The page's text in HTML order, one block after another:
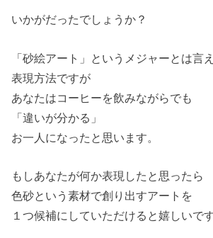
いかがだったでしょうか？
「砂絵アート」というメジャーとは言
表現方法ですが
あなたはコーヒーを飲みながらでも
「違いが分かる」
お一人になったと思います。
もしあなたが何か表現したと思ったら
色砂という素材で創り出すアートを
１つ候補にしていただけると嬉しいです